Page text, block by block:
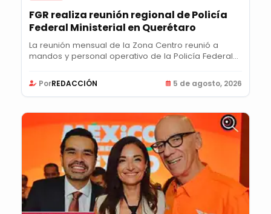
FGR realiza reunión regional de Policía
Federal Ministerial en Querétaro
La reunión mensual de la Zona Centro reunió a
mandos y personal operativo de la Policía Federal...
PorREDACCIÓN 5 de agosto, 2026